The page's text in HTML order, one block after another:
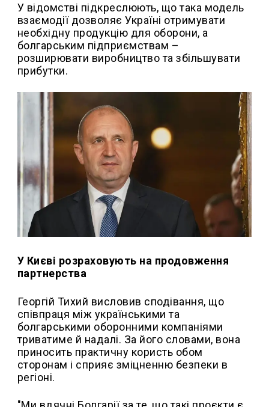
У відомстві підкреслюють, що така модель
взаємодії дозволяє Україні отримувати
необхідну продукцію для оборони, а
болгарським підприємствам –
розширювати виробництво та збільшувати
прибутки.
У Києві розраховують на продовження
партнерства
Георгій Тихий висловив сподівання, що
співпраця між українськими та
болгарськими оборонними компаніями
триватиме й надалі. За його словами, вона
приносить практичну користь обом
сторонам і сприяє зміцненню безпеки в
регіоні.